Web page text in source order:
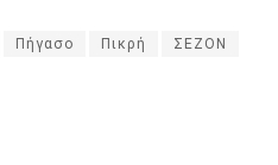
Πήγασο Πικρή ΣΕΖΟΝ